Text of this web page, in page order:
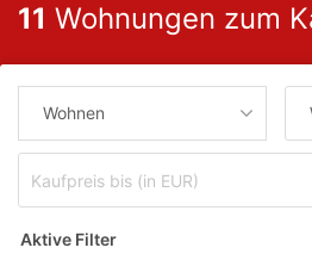
der
11 Wohnungen zum
Wohnen
Aktive Filter